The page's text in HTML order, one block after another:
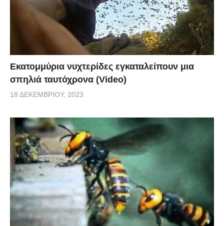
Εκατομμύρια νυχτερίδες εγκαταλείπουν μια
σπηλιά ταυτόχρονα (Video)
18 ΔΕΚΕΜΒΡΊΟΥ, 2023